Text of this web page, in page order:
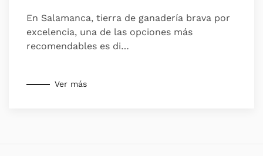
En Salamanca, tierra de ganadería brava por
excelencia, una de las opciones más
recomendables es di…
Ver más